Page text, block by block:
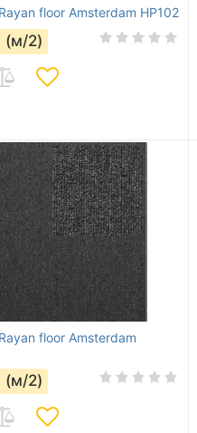
floor Amsterdam HP102
(м/2)
floor Amsterdam
(м/2)